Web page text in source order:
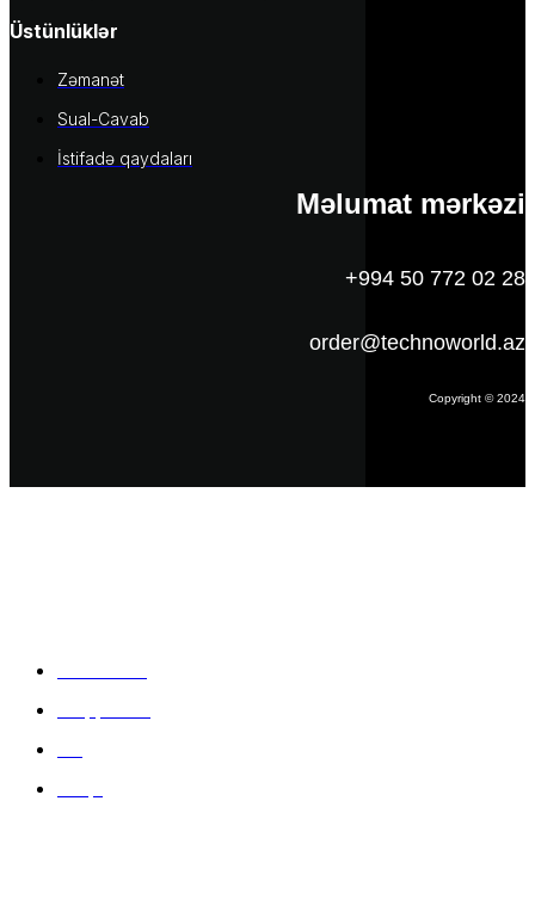
Üstünlüklər
Zəmanət
Sual-Cavab
İstifadə qaydaları
Məlumat mərkəzi
+994 50 772 02 28
order@technoworld.az
Copyright © 2024